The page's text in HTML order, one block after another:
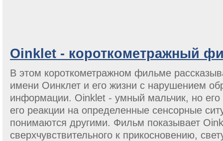
Oinklet - короткометражный
В этом короткометражном фильме
имени Оинклет и его жизни с нарушением
информации. Oinklet - умный мальчик, но
его реакции на определенные сенсорные
понимаются другими. Фильм показывает
сверхчувствительного к прикосновению,